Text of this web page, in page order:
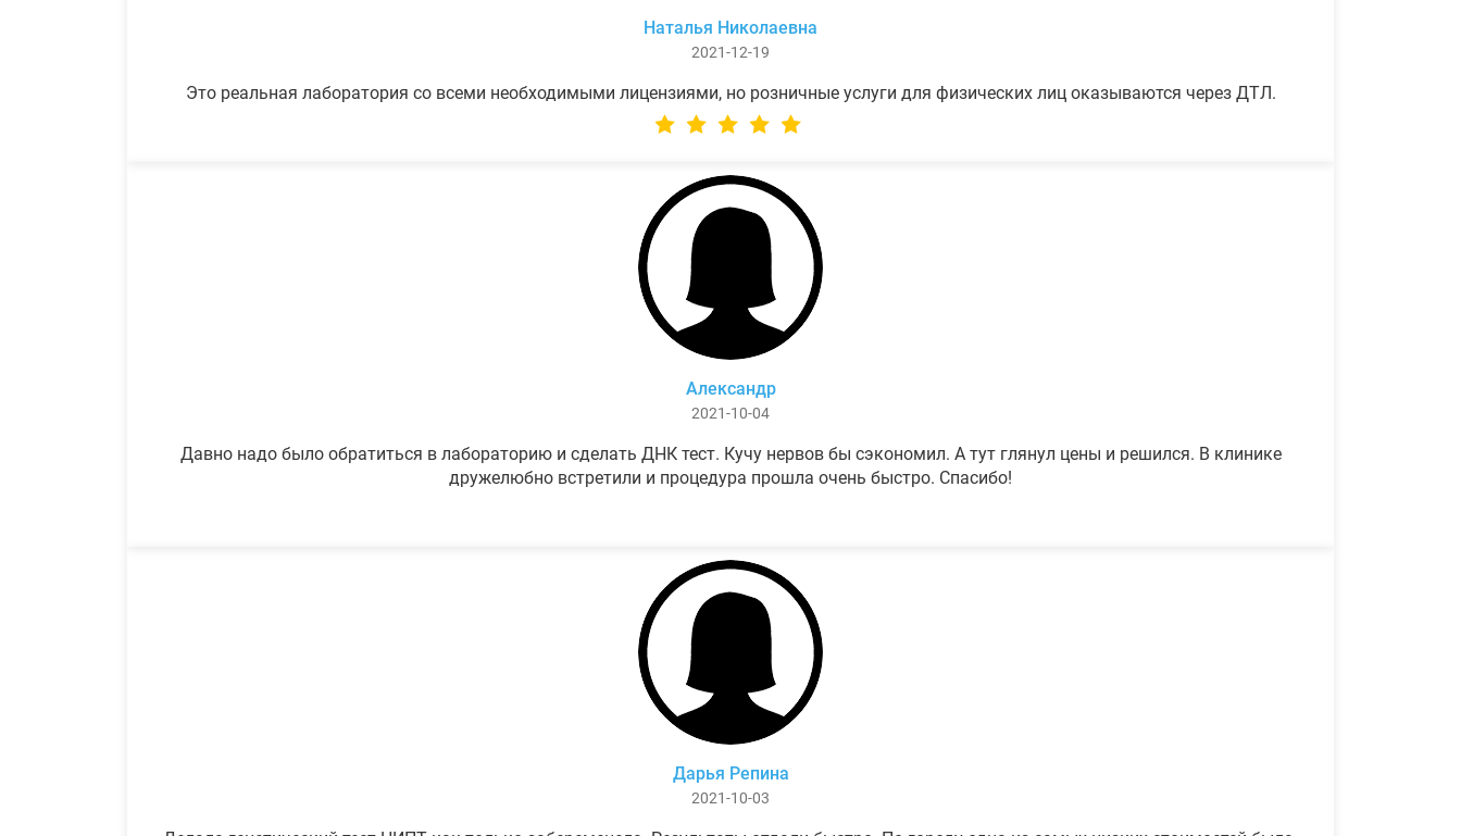
Наталья Николаевна
2021-12-19
Это реальная лаборатория со всеми необходимыми лицензиями, но розничные услуги для физических лиц оказываются через ДТЛ.
Александр
2021-10-04
Давно надо было обратиться в лабораторию и сделать ДНК тест. Кучу нервов бы сэкономил. А тут глянул цены и решился. В клинике
дружелюбно встретили и процедура прошла очень быстро. Спасибо!
Дарья Репина
2021-10-03